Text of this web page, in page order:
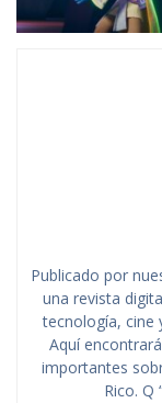
Publicado por
una revista
tecnología, cine
Aquí
importantes
Rico. Q